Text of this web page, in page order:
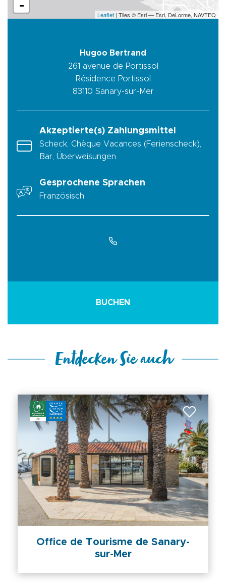
-
Leaflet | Tiles © Esri — Esri, DeLorme, NAVTEQ
Hugoo Bertrand
261 avenue de Portissol
Résidence Portissol
83110 Sanary-sur-Mer
Akzeptierte(s) Zahlungsmittel
Scheck, Chèque Vacances (Ferienscheck),
Bar, Überweisungen
Gesprochene Sprachen
Französisch
BUCHEN
Entdecken Sie auch
Office de Tourisme de Sanary-
sur-Mer